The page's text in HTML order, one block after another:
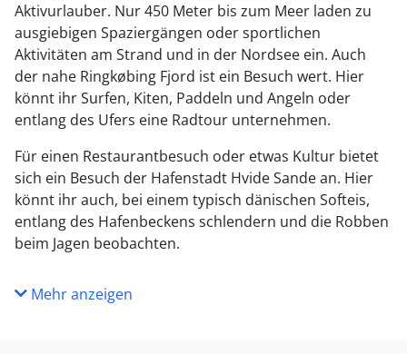
Aktivurlauber. Nur 450 Meter bis zum Meer laden zu
ausgiebigen Spaziergängen oder sportlichen
Aktivitäten am Strand und in der Nordsee ein. Auch
der nahe Ringkøbing Fjord ist ein Besuch wert. Hier
könnt ihr Surfen, Kiten, Paddeln und Angeln oder
entlang des Ufers eine Radtour unternehmen.
Für einen Restaurantbesuch oder etwas Kultur bietet
sich ein Besuch der Hafenstadt Hvide Sande an. Hier
könnt ihr auch, bei einem typisch dänischen Softeis,
entlang des Hafenbeckens schlendern und die Robben
beim Jagen beobachten.
Mehr anzeigen